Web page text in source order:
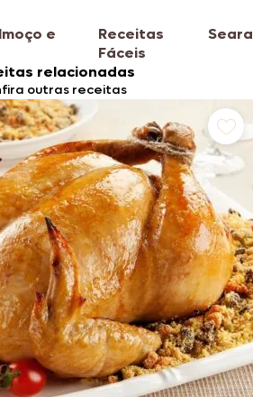
e
Receitas
Fáceis
Seara
relacionadas
outras receitas